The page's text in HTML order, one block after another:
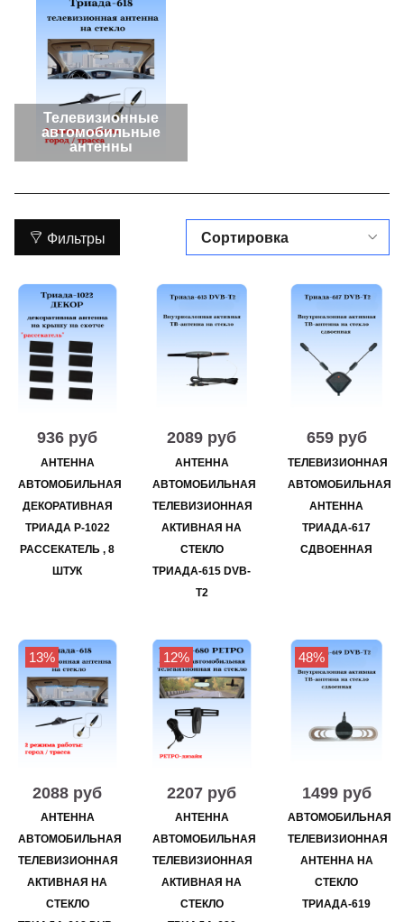
Телевизионные
автомобильные
антенны
Фильтры
936 руб
АНТЕННА
АВТОМОБИЛЬНАЯ
ДЕКОРАТИВНАЯ
ТРИАДА Р-1022
РАССЕКАТЕЛЬ , 8
ШТУК
2089 руб
АНТЕННА
АВТОМОБИЛЬНАЯ
ТЕЛЕВИЗИОННАЯ
АКТИВНАЯ НА
СТЕКЛО
ТРИАДА-615 DVB-
T2
659 руб
ТЕЛЕВИЗИОННАЯ
АВТОМОБИЛЬНАЯ
АНТЕННА
ТРИАДА-617
СДВОЕННАЯ
13%
2088 руб
АНТЕННА
АВТОМОБИЛЬНАЯ
ТЕЛЕВИЗИОННАЯ
АКТИВНАЯ НА
СТЕКЛО
12%
2207 руб
АНТЕННА
АВТОМОБИЛЬНАЯ
ТЕЛЕВИЗИОННАЯ
АКТИВНАЯ НА
СТЕКЛО
48%
1499 руб
АВТОМОБИЛЬНАЯ
ТЕЛЕВИЗИОННАЯ
АНТЕННА НА
СТЕКЛО
ТРИАДА-619